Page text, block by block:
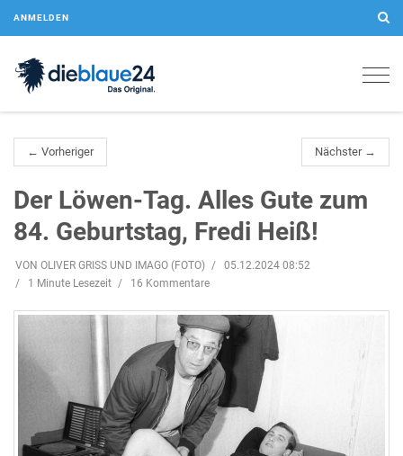
ANMELDEN
← Vorheriger Nächster →
Der Löwen-Tag. Alles Gute zum
84. Geburtstag, Fredi Heiß!
VON OLIVER GRISS UND IMAGO (FOTO)
05.12.2024 08:52
1 Minute Lesezeit
16 Kommentare